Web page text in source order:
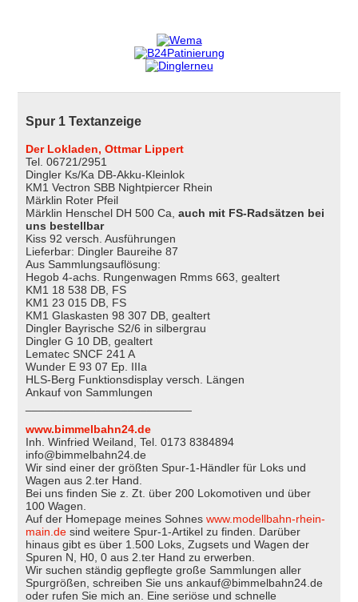
Spur 1 Textanzeige
Der Lokladen, Ottmar Lippert
Tel. 06721/2951
Dingler Ks/Ka DB-Akku-Kleinlok
KM1 Vectron SBB Nightpiercer Rhein
Märklin Roter Pfeil
Märklin Henschel DH 500 Ca,auch mit FS-Radsätzen bei
uns bestellbar
Kiss 92 versch. Ausführungen
Lieferbar: Dingler Baureihe 87
Aus Sammlungsauflösung:
Hegob 4-achs. Rungenwagen Rmms 663, gealtert
KM1 18 538 DB, FS
KM1 23 015 DB, FS
KM1 Glaskasten 98 307 DB, gealtert
Dingler Bayrische S2/6 in silbergrau
Dingler G 10 DB, gealtert
Lematec SNCF 241 A
Wunder E 93 07 Ep. IIIa
HLS-Berg Funktionsdisplay versch. Längen
Ankauf von Sammlungen
www.bimmelbahn24.de
Inh. Winfried Weiland, Tel. 0173 8384894
info@bimmelbahn24.de
Wir sind einer der größten Spur-1-Händler für Loks und
Wagen aus 2.ter Hand.
Bei uns finden Sie z. Zt. über 200 Lokomotiven und über
100 Wagen.
Auf der Homepage meines Sohneswww.modellbahn-rhein-
main.de sind weitere Spur-1-Artikel zu finden. Darüber
hinaus gibt es über 1.500 Loks, Zugsets und Wagen der
Spuren N, H0, 0 aus 2.ter Hand zu erwerben.
Wir suchen ständig gepflegte große Sammlungen aller
Spurgrößen, schreiben Sie uns ankauf@bimmelbahn24.de
oder rufen Sie mich an. Eine seriöse und schnelle